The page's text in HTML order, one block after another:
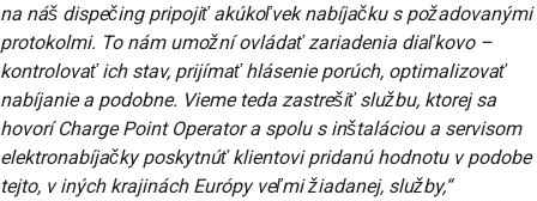
na náš dispečing pripojiť akúkoľvek nabíjačku s požadovanými
protokolmi. To nám umožní ovládať zariadenia diaľkovo –
kontrolovať ich stav, prijímať hlásenie porúch, optimalizovať
nabíjanie a podobne. Vieme teda zastrešiť službu, ktorej sa
hovorí Charge Point Operator a spolu s inštaláciou a servisom
elektronabíjačky poskytnúť klientovi pridanú hodnotu v podobe
tejto, v iných krajinách Európy veľmi žiadanej, služby,“